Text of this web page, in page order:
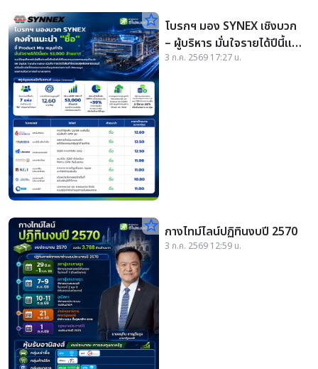
star_border โบรกฯ มอง SYNEX เชิงบวก
– ผู้บริหาร มั่นใจรายได้ปีนี้แตะ
5.3 หมื่นลบ.
3 ก.ค. 2569 17:27 น.
star_border กางไทม์ไลน์ปฏิทินงบปี 2570
3 ก.ค. 2569 12:59 น.